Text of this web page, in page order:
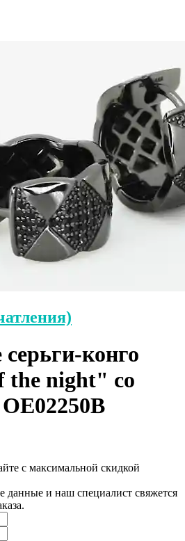
конго
the night" со
с максимальной скидкой
данные и наш специалист свяжется